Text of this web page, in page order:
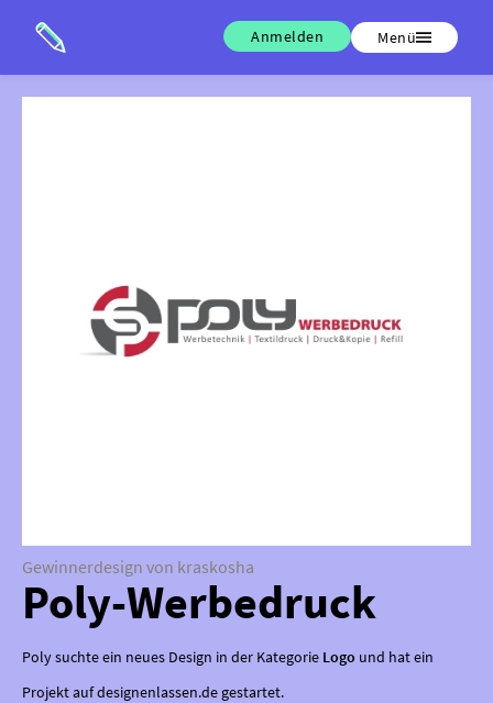
Anmelden Menü
Gewinnerdesign von kraskosha
Poly-Werbedruck
Poly suchte ein neues Design in der Kategorie Logo und hat ein
Projekt auf designenlassen.de gestartet.